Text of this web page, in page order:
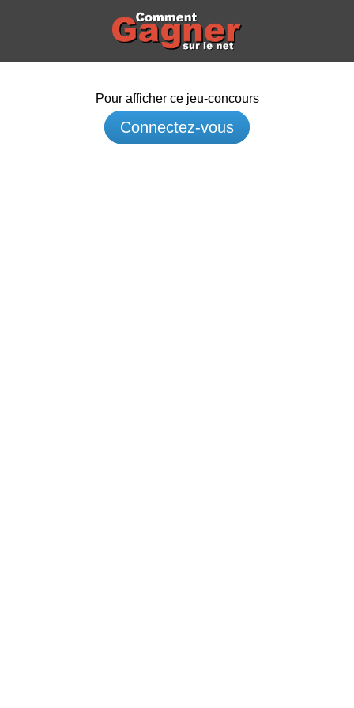
Pour afficher ce jeu-concours
Connectez-vous